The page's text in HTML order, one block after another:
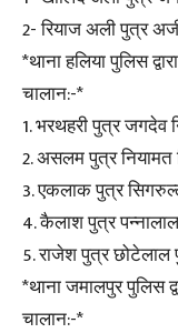
2- रियाज अली पुत्र
*थाना हलिया पुलिस
चालान:-*
1. भरथहरी पुत्र जगदेव
2. असलम पुत्र नियामत
3. एकलाक पुत्र
4. कैलाश पुत्र पन्नालाल
5. राजेश पुत्र छोटेलाल
*थाना जमालपुर पुलिस
चालान:-*